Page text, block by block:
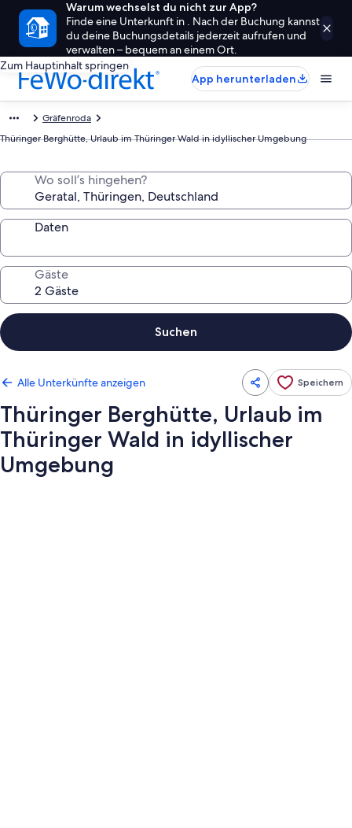
Warum wechselst du nicht zur App?
Finde eine Unterkunft in . Nach der Buchung kannst
du deine Buchungsdetails jederzeit aufrufen und
verwalten – bequem an einem Ort.
Zum Hauptinhalt springen
App herunterladen
Gräfenroda
Thüringer Berghütte, Urlaub im Thüringer Wald in idyllischer Umgebung
Wo soll’s hingehen?
Daten
Gäste
Suchen
Alle Unterkünfte anzeigen Speichern
Thüringer Berghütte, Urlaub im
Thüringer Wald in idyllischer
Umgebung